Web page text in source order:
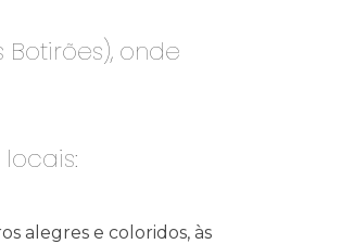
onde
alegres e coloridos, às